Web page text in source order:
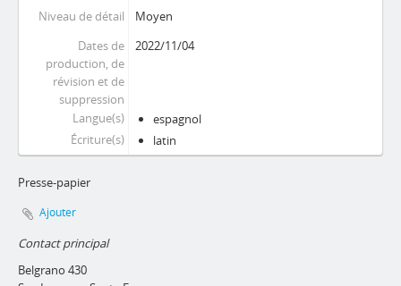
Niveau de détail
Moyen
Dates de
production, de
révision et de
suppression
2022/11/04
Langue(s)
espagnol
Écriture(s)
latin
Presse-papier
Ajouter
Contact principal
Belgrano 430